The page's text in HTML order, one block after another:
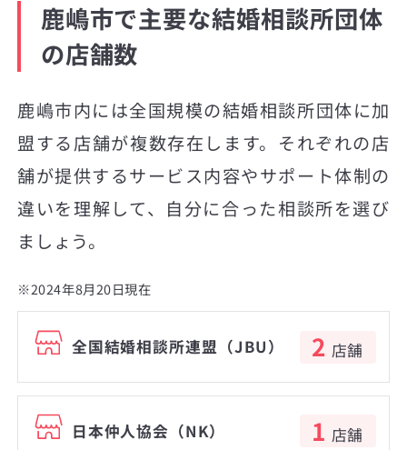
鹿嶋市で主要な結婚相談所団体
の店舗数
鹿嶋市内には全国規模の結婚相談所団体に加
盟する店舗が複数存在します。それぞれの店
舗が提供するサービス内容やサポート体制の
違いを理解して、自分に合った相談所を選び
ましょう。
※2024年8月20日現在
全国結婚相談所連盟（JBU） 2 店舗
日本仲人協会（NK） 1 店舗